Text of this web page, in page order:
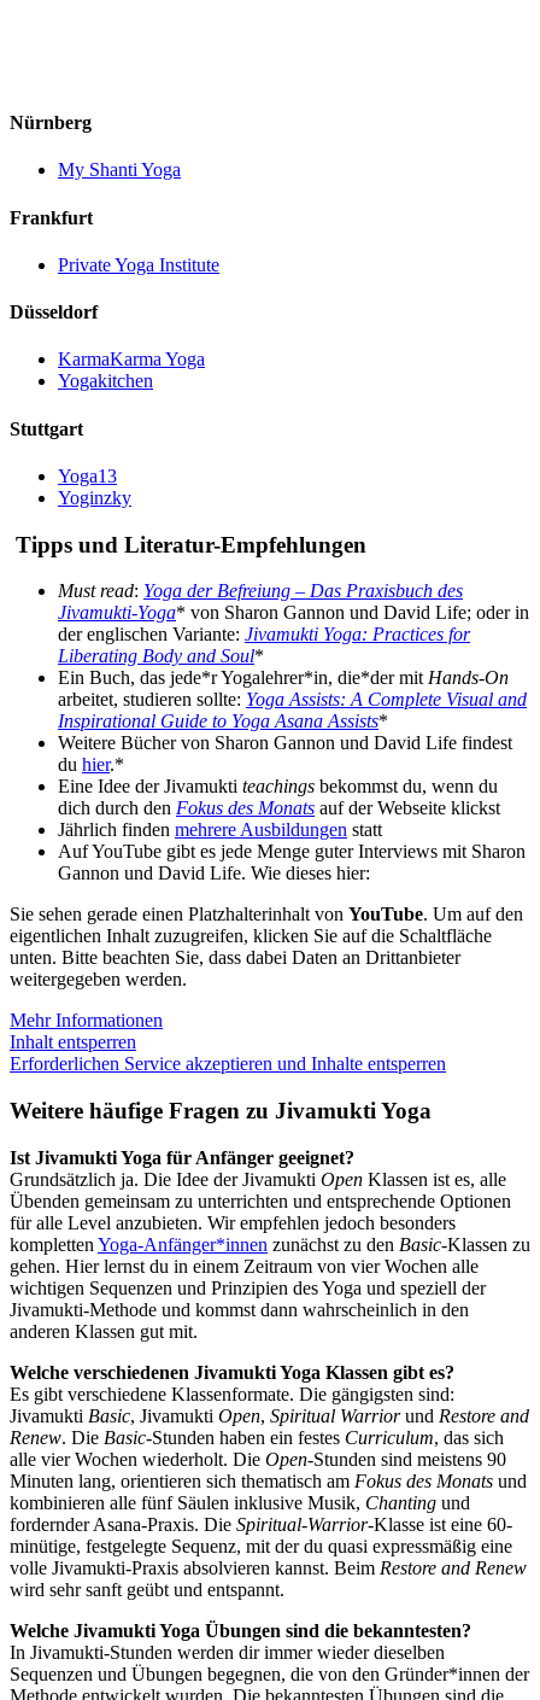
Nürnberg
My Shanti Yoga
Frankfurt
Private Yoga Institute
Düsseldorf
KarmaKarma Yoga
Yogakitchen
Stuttgart
Yoga13
Yoginzky
Tipps und Literatur-Empfehlungen
Must read: Yoga der Befreiung – Das Praxisbuch des
Jivamukti-Yoga* von Sharon Gannon und David Life; oder in
der englischen Variante: Jivamukti Yoga: Practices for
Liberating Body and Soul*
Ein Buch, das jede*r Yogalehrer*in, die*der mitHands-On
arbeitet, studieren sollte: Yoga Assists: A Complete Visual and
Inspirational Guide to Yoga Asana Assists*
Weitere Bücher von Sharon Gannon und David Life findest
du hier.*
Eine Idee der Jivamukti teachings bekommst du, wenn du
dich durch den Fokus des Monats auf der Webseite klickst
Jährlich finden mehrere Ausbildungen statt
Auf YouTube gibt es jede Menge guter Interviews mit Sharon
Gannon und David Life. Wie dieses hier:
Sie sehen gerade einen Platzhalterinhalt von YouTube. Um auf den
eigentlichen Inhalt zuzugreifen, klicken Sie auf die Schaltfläche
unten. Bitte beachten Sie, dass dabei Daten an Drittanbieter
weitergegeben werden.
Mehr Informationen
Inhalt entsperren
Erforderlichen Service akzeptieren und Inhalte entsperren
Weitere häufige Fragen zu Jivamukti Yoga
Ist Jivamukti Yoga für Anfänger geeignet?
Grundsätzlich ja. Die Idee der Jivamukti Open Klassen ist es, alle
Übenden gemeinsam zu unterrichten und entsprechende Optionen
für alle Level anzubieten. Wir empfehlen jedoch besonders
kompletten Yoga-Anfänger*innen zunächst zu den Basic-Klassen zu
gehen. Hier lernst du in einem Zeitraum von vier Wochen alle
wichtigen Sequenzen und Prinzipien des Yoga und speziell der
Jivamukti-Methode und kommst dann wahrscheinlich in den
anderen Klassen gut mit.
Welche verschiedenen Jivamukti Yoga Klassen gibt es?
Es gibt verschiedene Klassenformate. Die gängigsten sind:
Jivamukti Basic, Jivamukti Open, Spiritual Warriorund Restore and
Renew. Die Basic-Stunden haben ein festes Curriculum, das sich
alle vier Wochen wiederholt. Die Open-Stunden sind meistens 90
Minuten lang, orientieren sich thematisch am Fokus des Monats und
kombinieren alle fünf Säulen inklusive Musik, Chanting und
fordernder Asana-Praxis. Die Spiritual-Warrior-Klasse ist eine 60-
minütige, festgelegte Sequenz, mit der du quasi expressmäßig eine
volle Jivamukti-Praxis absolvieren kannst. Beim Restore and Renew
wird sehr sanft geübt und entspannt.
Welche Jivamukti Yoga Übungen sind die bekanntesten?
In Jivamukti-Stunden werden dir immer wieder dieselben
Sequenzen und Übungen begegnen, die von den Gründer*innen der
Methode entwickelt wurden. Die bekanntesten Übungen sind die